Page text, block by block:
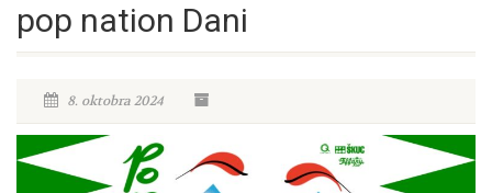
pop nation Dani
8. oktobra 2024